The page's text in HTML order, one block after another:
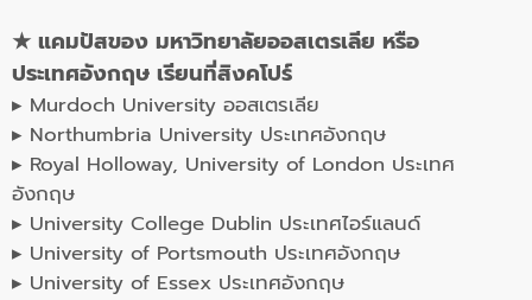
★ แคมปัสของ มหาวิทยาลัยออสเตรเลีย หรือ
ประเทศอังกฤษ เรียนที่สิงคโปร์
▸ Murdoch University ออสเตรเลีย
▸ Northumbria University ประเทศอังกฤษ
▸ Royal Holloway, University of London ประเทศ
อังกฤษ
▸ University College Dublin ประเทศไอร์แลนด์
▸ University of Portsmouth ประเทศอังกฤษ
▸ University of Essex ประเทศอังกฤษ